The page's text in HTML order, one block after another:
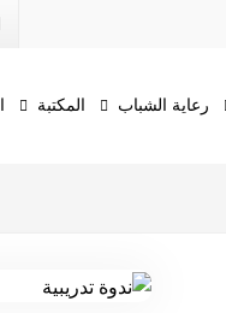
رعاية الشباب المكتبة